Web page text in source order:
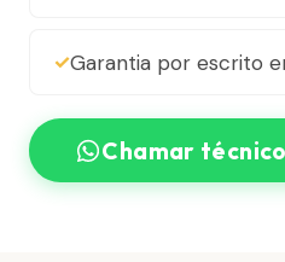
Garantia por escrito
Chamar